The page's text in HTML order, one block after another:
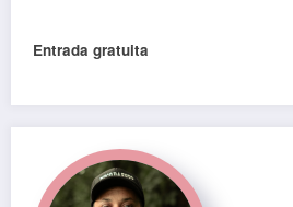
Entrada gratuita